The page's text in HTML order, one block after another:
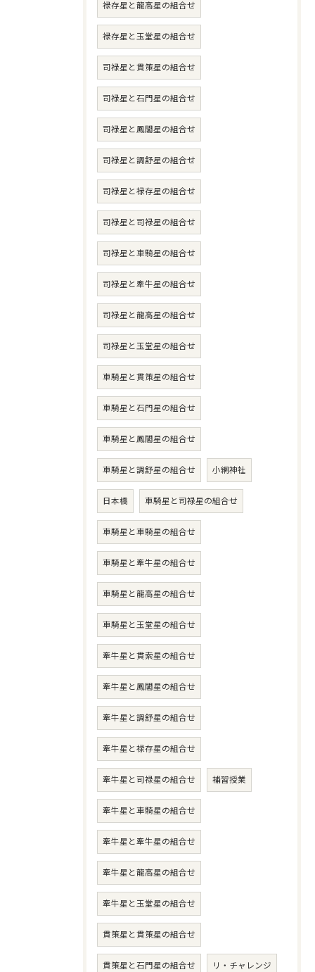
禄存星と龍高星の組合せ
禄存星と玉堂星の組合せ
司禄星と貫策星の組合せ
司禄星と石門星の組合せ
司禄星と鳳閣星の組合せ
司禄星と調舒星の組合せ
司禄星と禄存星の組合せ
司禄星と司禄星の組合せ
司禄星と車騎星の組合せ
司禄星と牽牛星の組合せ
司禄星と龍高星の組合せ
司禄星と玉堂星の組合せ
車騎星と貫策星の組合せ
車騎星と石門星の組合せ
車騎星と鳳閣星の組合せ
車騎星と調舒星の組合せ 小網神社
日本橋 車騎星と司禄星の組合せ
車騎星と車騎星の組合せ
車騎星と牽牛星の組合せ
車騎星と龍高星の組合せ
車騎星と玉堂星の組合せ
牽牛星と貫索星の組合せ
牽牛星と鳳閣星の組合せ
牽牛星と調舒星の組合せ
牽牛星と禄存星の組合せ
牽牛星と司禄星の組合せ 補習授業
牽牛星と車騎星の組合せ
牽牛星と牽牛星の組合せ
牽牛星と龍高星の組合せ
牽牛星と玉堂星の組合せ
貫策星と貫策星の組合せ
貫策星と石門星の組合せ リ・チャレンジ